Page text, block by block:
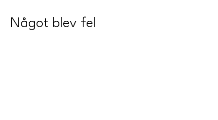
Något blev fel